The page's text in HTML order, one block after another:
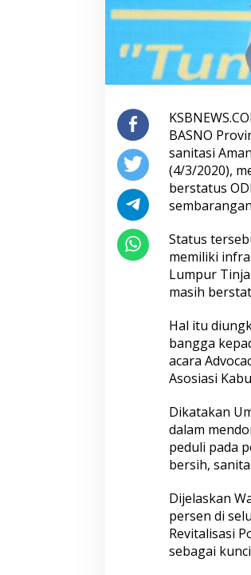
BASNO
sanitasi
(4/3/2020),
berstatus
Status
memiliki
Lumpur
masih
Hal itu
bangga
acara
Asosiasi
Dikatakan
dalam
peduli pada
bersih,
Dijelaskan
persen di
Revitalisasi
sebagai